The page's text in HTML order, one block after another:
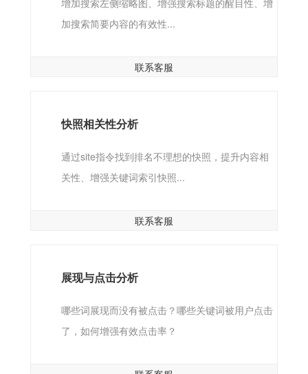
增加搜索左侧缩略图、增强搜索标题的醒目性、增
加搜索简要内容的有效性...
联系客服
快照相关性分析
通过site指令找到排名不理想的快照，提升内容相
关性、增强关键词索引快照...
联系客服
展现与点击分析
哪些词展现而没有被点击？哪些关键词被用户点击
了，如何增强有效点击率？